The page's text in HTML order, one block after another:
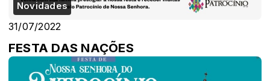
Novidades
31/07/2022
FESTA DAS NAÇÕES